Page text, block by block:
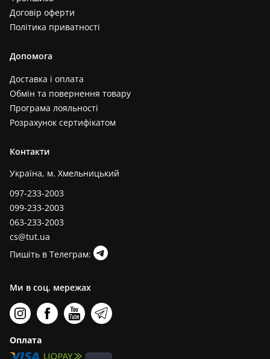
Договір оферти
Політика приватності
Допомога
Доставка і оплата
Обмін та повернення товару
Програма лояльності
Розрахунок сертифікатом
Контакти
Україна, м. Хмельницький
097-233-2003
099-233-2003
063-233-2003
cs@tut.ua
Пишіть в Телеграм:
Ми в соц. мережах
Оплата